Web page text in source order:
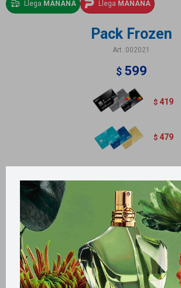
Llega MAÑANA Llega MAÑANA
Pack Frozen
002021
$ 599
$ 419
$ 479
Métodos y costos de
Retiros gratuitos en
Productos que te pueden